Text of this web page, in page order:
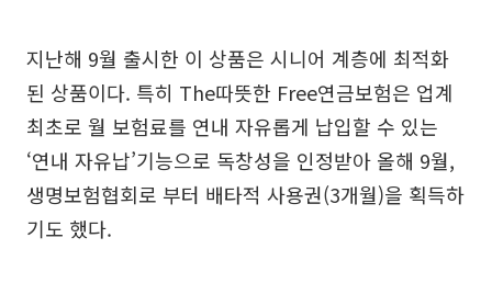
지난해 9월 출시한 이 상품은 시니어 계층에 최적화
된 상품이다. 특히 The따뜻한 Free연금보험은 업계
최초로 월 보험료를 연내 자유롭게 납입할 수 있는
‘연내 자유납’기능으로 독창성을 인정받아 올해 9월,
생명보험협회로 부터 배타적 사용권(3개월)을 획득하
기도 했다.